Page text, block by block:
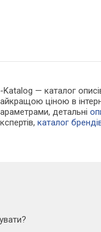
Katalog — каталог
ціною в
детальні
каталог